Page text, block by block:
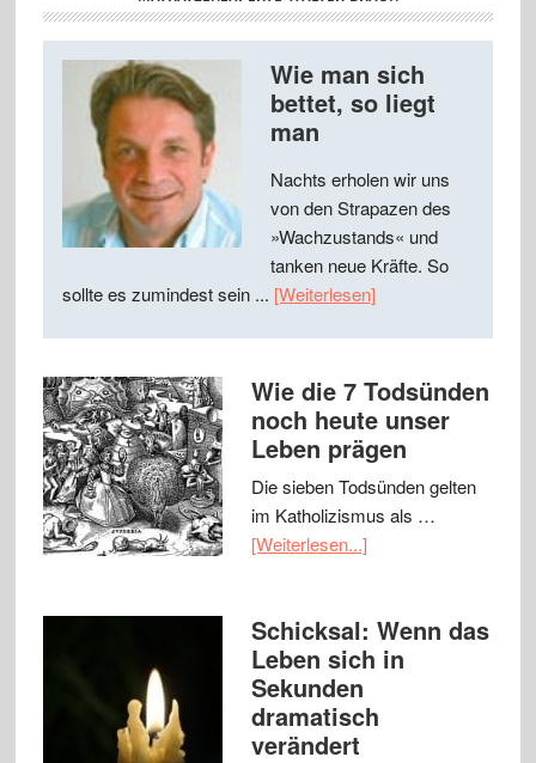
Wie man sich
bettet, so liegt
man
Nachts erholen wir uns
von den Strapazen des
»Wachzustands« und
tanken neue Kräfte. So
sollte es zumindest sein ... [Weiterlesen]
Wie die 7 Todsünden
noch heute unser
Leben prägen
Die sieben Todsünden gelten
im Katholizismus als …
[Weiterlesen...]
Schicksal: Wenn das
Leben sich in
Sekunden
dramatisch
verändert